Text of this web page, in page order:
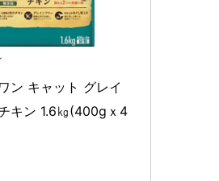
ン キャット グレイ
キン 1.6㎏(400gｘ4